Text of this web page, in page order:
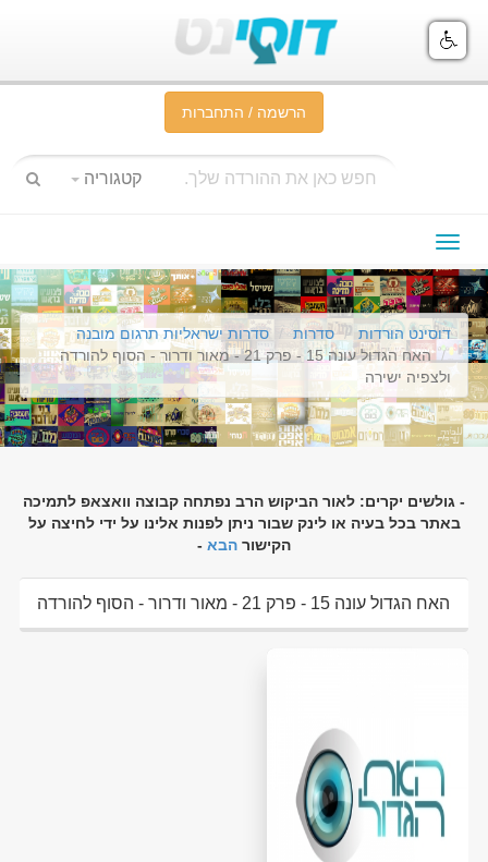
הרשמה / התחברות
קטגוריה
תפריט
ניווט
דוסינט הורדות סדרות
סדרות ישראליות תרגום מובנה
האח הגדול עונה 15 - פרק 21 - מאור ודרור - הסוף להורדה
ולצפיה ישירה
- גולשים יקרים: לאור הביקוש הרב נפתחה קבוצה וואצאפ לתמיכה
באתר בכל בעיה או לינק שבור ניתן לפנות אלינו על ידי לחיצה על
הקישור הבא -
האח הגדול עונה 15 - פרק 21 - מאור ודרור - הסוף להורדה